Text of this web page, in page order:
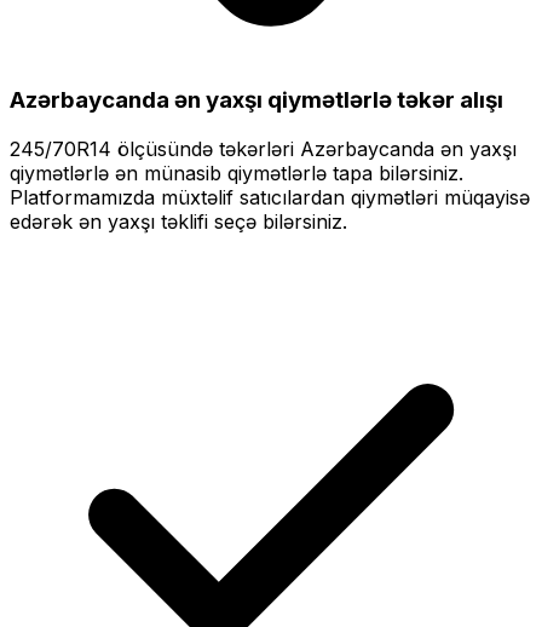
Azərbaycanda ən yaxşı qiymətlərlətəkər alışı
245/70R14 ölçüsündə təkərləri Azərbaycanda ən yaxşı
qiymətlərlə ən münasib qiymətlərlə tapa bilərsiniz.
Platformamızda müxtəlif satıcılardan qiymətləri müqayisə
edərək ən yaxşı təklifi seçə bilərsiniz.